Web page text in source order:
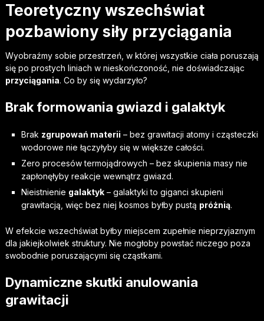
Teoretyczny wszechświat
pozbawiony siły przyciągania
Wyobraźmy sobie przestrzeń, w której wszystkie ciała poruszają
się po prostych liniach w nieskończoność, nie doświadczając
przyciągania. Co by się wydarzyło?
Brak formowania gwiazd i galaktyk
Brak zgrupowań materii – bez grawitacji atomy i cząsteczki
wodorowe nie łączyłyby się w większe całości.
Zero procesów termojądrowych – bez skupienia masy nie
zapłonęłyby reakcje wewnątrz gwiazd.
Nieistnienie galaktyk– galaktyki to giganci skupieni
grawitacją, więc bez niej kosmos byłby pustą próżnią.
W efekcie wszechświat byłby miejscem zupełnie nieprzyjaznym
dla jakiejkolwiek struktury. Nie mogłoby powstać niczego poza
swobodnie poruszającymi się cząstkami.
Dynamiczne skutki anulowania
grawitacji